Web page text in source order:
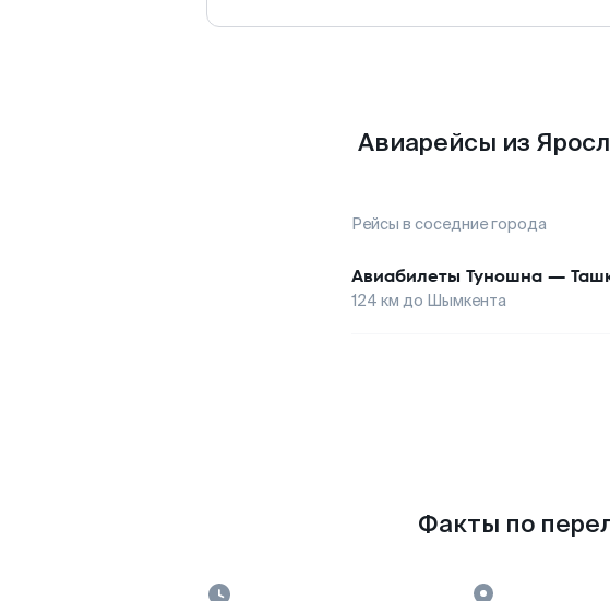
Авиарейсы из
Рейсы в соседние города
Авиабилеты Туношна —
124 км до Шымкента
Факты по